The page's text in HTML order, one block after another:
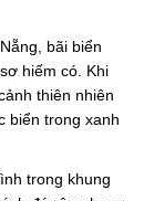
bãi biển
hiếm có. Khi
thiên nhiên
biển trong xanh
trong khung